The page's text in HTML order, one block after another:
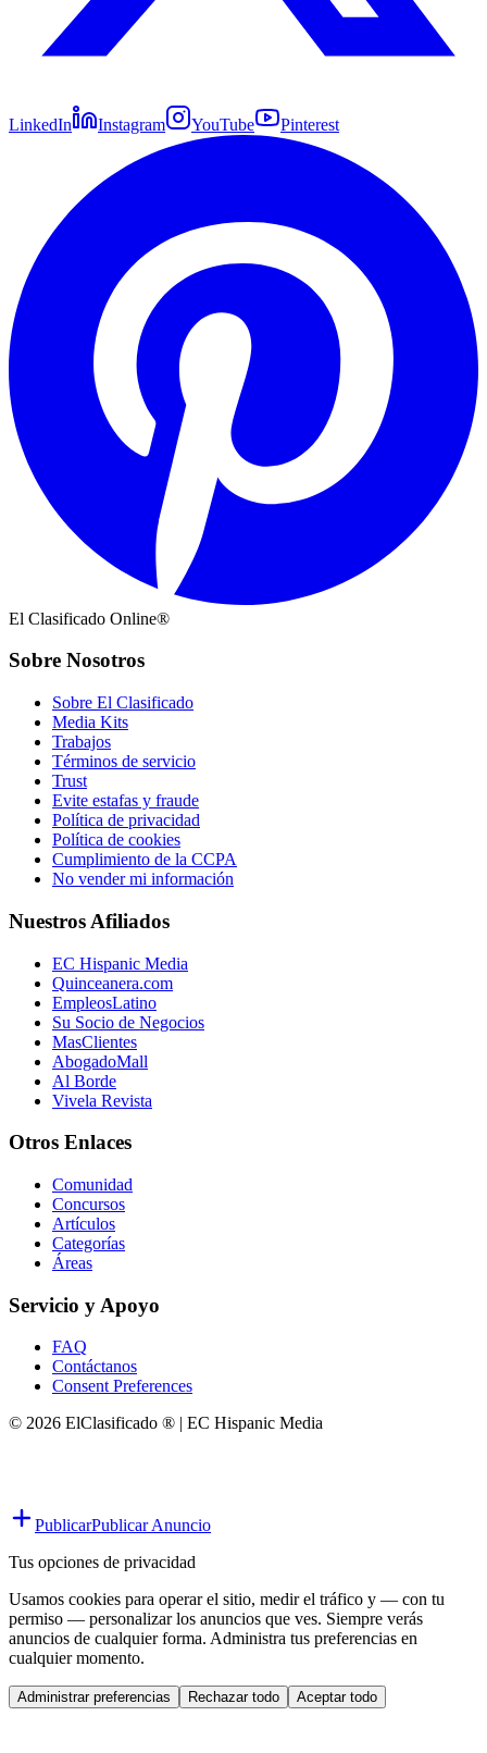
LinkedIn Instagram YouTube Pinterest
El Clasificado Online®
Sobre Nosotros
Sobre El Clasificado
Media Kits
Trabajos
Términos de servicio
Trust
Evite estafas y fraude
Política de privacidad
Política de cookies
Cumplimiento de la CCPA
No vender mi información
Nuestros Afiliados
EC Hispanic Media
Quinceanera.com
EmpleosLatino
Su Socio de Negocios
MasClientes
AbogadoMall
Al Borde
Vivela Revista
Otros Enlaces
Comunidad
Concursos
Artículos
Categorías
Áreas
Servicio y Apoyo
FAQ
Contáctanos
Consent Preferences
© 2026 ElClasificado ® | EC Hispanic Media
PublicarPublicar Anuncio
Tus opciones de privacidad
Usamos cookies para operar el sitio, medir el tráfico y — con tu
permiso — personalizar los anuncios que ves. Siempre verás
anuncios de cualquier forma. Administra tus preferencias en
cualquier momento.
Administrar preferencias Rechazar todo Aceptar todo